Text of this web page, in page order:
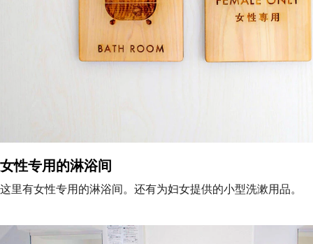
女性专用的淋浴间
这里有女性专用的淋浴间。还有为妇女提供的小型洗漱用品。